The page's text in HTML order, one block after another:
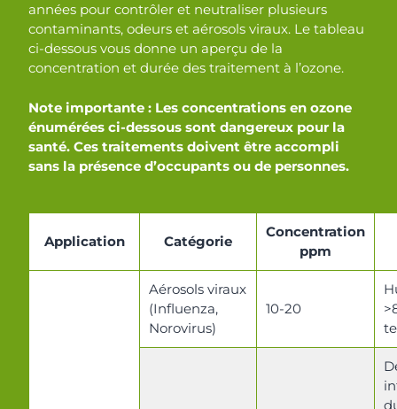
années pour contrôler et neutraliser plusieurs
contaminants, odeurs et aérosols viraux. Le tableau
ci-dessous vous donne un aperçu de la
concentration et durée des traitement à l’ozone.
Note importante : Les concentrations en ozone
énumérées ci-dessous sont dangereux pour la
santé. Ces traitements doivent être accompli
sans la présence d’occupants ou de personnes.
Application Catégorie
Concentration
ppm
Aérosols viraux
(Influenza,
Norovirus)
10-20